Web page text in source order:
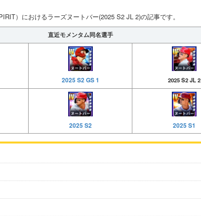
）におけるラーズヌートバー(2025 S2 JL 2)の記事です。
直近モメンタム同名選手
2025 S2 GS 1 2025 S2 JL 2
2025 S2 2025 S1